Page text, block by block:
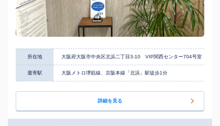
所在地 大阪府大阪市中央区北浜二丁目3-10 VIP関西センター704号室
最寄駅 大阪メトロ堺筋線、京阪本線「北浜」駅徒歩1分
詳細を見る